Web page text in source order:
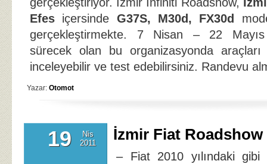
Efes içersinde G37S, M30d, FX30d
gerçekleştirmekte. 7 Nisan – 22 Mayıs
sürecek olan bu organizasyonda araçları
inceleyebilir ve test edebilirsiniz. Randevu
Yazar: Otomot
19
Nis
2011
İzmir Fiat
– Fiat 2010 yılındaki